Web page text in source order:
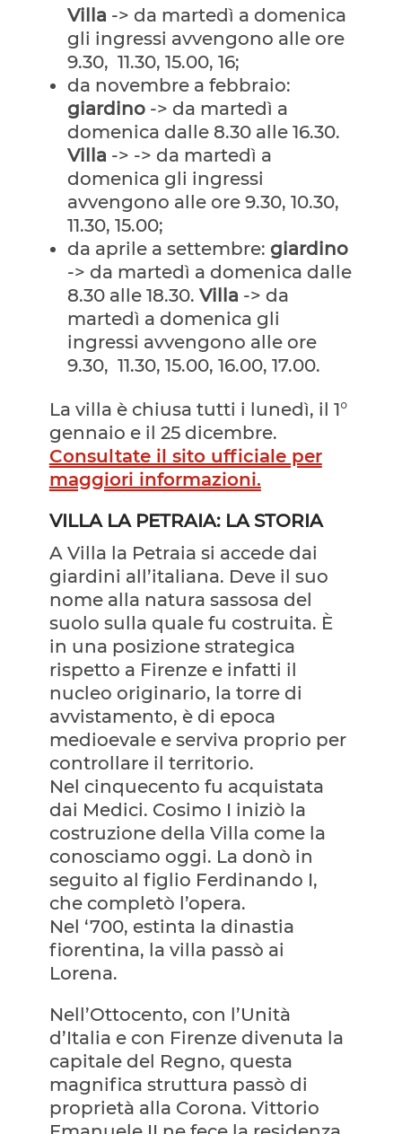
Villa -> da martedì a domenica
gli ingressi avvengono alle ore
9.30, 11.30, 15.00, 16;
da novembre a febbraio:
giardino-> da martedì a
domenica dalle 8.30 alle 16.30.
Villa -> -> da martedì a
domenica gli ingressi
avvengono alle ore 9.30, 10.30,
11.30, 15.00;
da aprile a settembre: giardino
-> da martedì a domenica dalle
8.30 alle 18.30. Villa -> da
martedì a domenica gli
ingressi avvengono alle ore
9.30, 11.30, 15.00, 16.00, 17.00.
La villa è chiusa tutti i lunedì, il 1°
gennaio e il 25 dicembre.
Consultate il sito ufficiale per
maggiori informazioni.
VILLA LA PETRAIA: LA STORIA
A Villa la Petraia si accede dai
giardini all’italiana. Deve il suo
nome alla natura sassosa del
suolo sulla quale fu costruita. È
in una posizione strategica
rispetto a Firenze e infatti il
nucleo originario, la torre di
avvistamento, è di epoca
medioevale e serviva proprio per
controllare il territorio.
Nel cinquecento fu acquistata
dai Medici. Cosimo I iniziò la
costruzione della Villa come la
conosciamo oggi. La donò in
seguito al figlio Ferdinando I,
che completò l’opera.
Nel ‘700, estinta la dinastia
fiorentina, la villa passò ai
Lorena.
Nell’Ottocento, con l’Unità
d’Italia e con Firenze divenuta la
capitale del Regno, questa
magnifica struttura passò di
proprietà alla Corona. Vittorio